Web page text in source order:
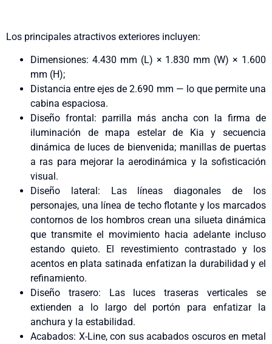
Los principales atractivos exteriores incluyen:
Dimensiones: 4.430 mm (L) × 1.830 mm (W) × 1.600
mm (H);
Distancia entre ejes de 2.690 mm — lo que permite una
cabina espaciosa.
Diseño frontal: parrilla más ancha con la firma de
iluminación de mapa estelar de Kia y secuencia
dinámica de luces de bienvenida; manillas de puertas
a ras para mejorar la aerodinámica y la sofisticación
visual.
Diseño lateral: Las líneas diagonales de los
personajes, una línea de techo flotante y los marcados
contornos de los hombros crean una silueta dinámica
que transmite el movimiento hacia adelante incluso
estando quieto. El revestimiento contrastado y los
acentos en plata satinada enfatizan la durabilidad y el
refinamiento.
Diseño trasero: Las luces traseras verticales se
extienden a lo largo del portón para enfatizar la
anchura y la estabilidad.
Acabados: X-Line, con sus acabados oscuros en metal